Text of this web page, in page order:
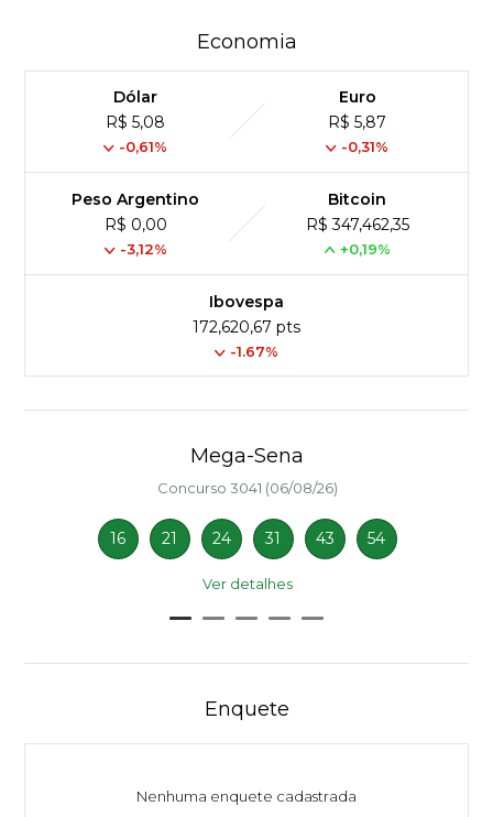
Economia
Dólar
R$ 5,08
-0,61%
Euro
R$ 5,87
-0,31%
Peso Argentino
R$ 0,00
-3,12%
Bitcoin
R$ 347,462,35
+0,19%
Ibovespa
172,620,67 pts
-1.67%
Mega-Sena
Concurso 3041 (06/08/26)
16 21 24 31 43 54
Ver detalhes
Enquete
Nenhuma enquete cadastrada